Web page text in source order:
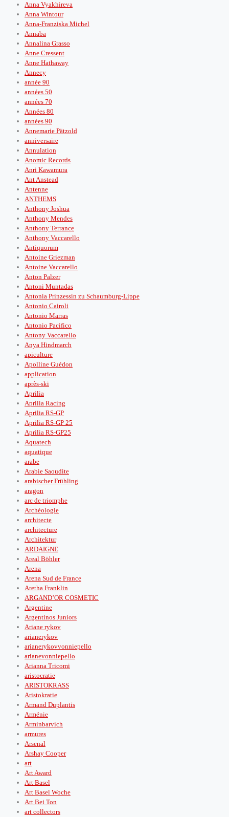
Anna Vyakhireva
Anna Wintour
Anna-Franziska Michel
Annaba
Annalina Grasso
Anne Cressent
Anne Hathaway
Annecy
année 90
années 50
années 70
Années 80
années 90
Annemarie Pätzold
anniversaire
Annulation
Anomic Records
Anri Kawamura
Ant Anstead
Antenne
ANTHEMS
Anthony Joshua
Anthony Mendes
Anthony Terrance
Anthony Vaccarello
Antiquorum
Antoine Griezman
Antoine Vaccarello
Anton Palzer
Antoni Muntadas
Antonia Prinzessin zu Schaumburg-Lippe
Antonio Cairoli
Antonio Marras
Antonio Pacifico
Antony Vaccarello
Anya Hindmarch
apiculture
Apolline Guédon
application
après‑ski
Aprilia
Aprilia Racing
Aprilia RS-GP
Aprilia RS-GP 25
Aprilia RS-GP25
Aquatech
aquatique
arabe
Arabie Saoudite
arabischer Frühling
aragon
arc de triomphe
Archéologie
architecte
architecture
Architektur
ARDAIGNE
Areal Böhler
Arena
Arena Sud de France
Aretha Franklin
ARGAND’OR COSMETIC
Argentine
Argentinos Juniors
Ariane rykov
arianerykov
arianerykovvonniepello
arianevonniepello
Arianna Tricomi
aristocratie
ARISTOKRASS
Aristokratie
Armand Duplantis
Arménie
Arminbarvich
armures
Arsenal
Arshay Cooper
art
Art Award
Art Basel
Art Basel Woche
Art Bei Ton
art collectors